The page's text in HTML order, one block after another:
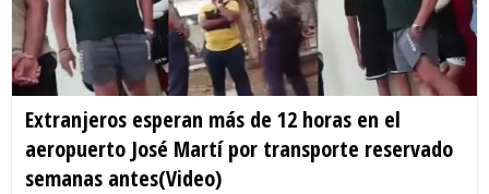
Extranjeros esperan más de 12 horas en el
aeropuerto José Martí por transporte reservado
semanas antes(Video)